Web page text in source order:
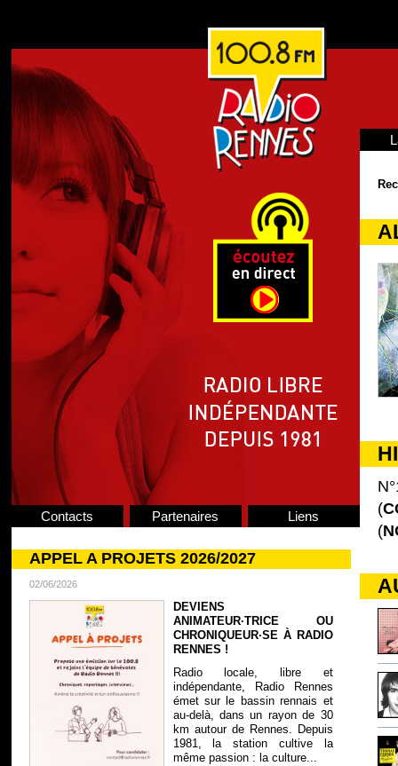
Contacts Partenaires Liens
APPEL A PROJETS 2026/2027
02/06/2026
DEVIENS
ANIMATEUR·TRICE OU
CHRONIQUEUR·SE À RADIO
RENNES !
Radio locale, libre et
indépendante, Radio Rennes
émet sur le bassin rennais et
au-delà, dans un rayon de 30
km autour de Rennes. Depuis
1981, la station cultive la
même passion : la culture...
(
(